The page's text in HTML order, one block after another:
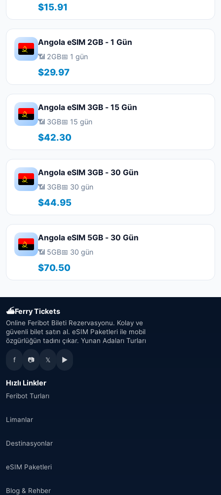
$15.91
Angola eSIM 2GB - 1 Gün
📶 2GB📅 1 gün
$29.97
Angola eSIM 3GB - 15 Gün
📶 3GB📅 15 gün
$42.30
Angola eSIM 3GB - 30 Gün
📶 3GB📅 30 gün
$44.95
Angola eSIM 5GB - 30 Gün
📶 5GB📅 30 gün
$70.50
⛴Ferry Tickets
Online Feribot Bileti Rezervasyonu. Kolay ve
güvenli bilet satın al. eSIM Paketleri ile mobil
özgürlüğün tadını çıkar. Yunan Adaları Turları
f 📷 𝕏 ▶
Hızlı Linkler
Feribot Turları
Limanlar
Destinasyonlar
eSIM Paketleri
Blog & Rehber